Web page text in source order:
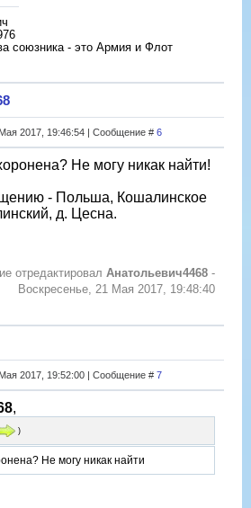
союзника - это Армия и Флот
2017, 19:46:54 | Сообщение # 6
Не могу никак найти!
- Польша, Кошалинское
д. Цесна.
отредактировал Анатольевич4468 -
Воскресенье, 21 Мая 2017, 19:48:40
2017, 19:52:00 | Сообщение # 7
,
)
Не могу никак найти